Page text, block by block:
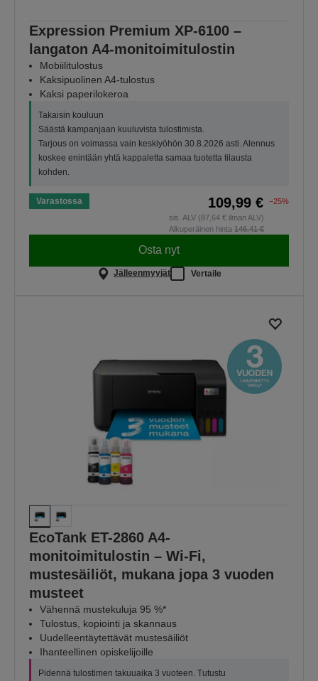
Expression Premium XP-6100 –
langaton A4-monitoimitulostin
Mobiilitulostus
Kaksipuolinen A4-tulostus
Kaksi paperilokeroa
Takaisin kouluun
Säästä kampanjaan kuuluvista tulostimista.
Tarjous on voimassa vain keskiyöhön 30.8.2026 asti. Alennus
koskee enintään yhtä kappaletta samaa tuotetta tilausta
kohden.
Varastossa 109,99 €
−25%
sis. ALV (87,64 € ilman ALV)
Alkuperäinen hinta 146,41 €
Osta nyt
Jälleenmyyjät Vertaile
EcoTank ET-2860 A4-
monitoimitulostin – Wi-Fi,
mustesäiliöt, mukana jopa 3 vuoden
musteet
Vähennä mustekuluja 95 %*
Tulostus, kopiointi ja skannaus
Uudelleentäytettävät mustesäiliöt
Ihanteellinen opiskelijoille
Pidennä tulostimen takuuaika 3 vuoteen. Tutustu